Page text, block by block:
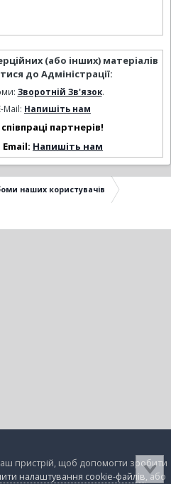
(або інших) матеріалів
до Адміністрації:
Зворотній Зв'язок.
Mail: Напишіть нам
партнерів!
Напишіть нам
наших користувачів
пристрій, щоб допомогти зробити
налаштування cookie-файлів, або